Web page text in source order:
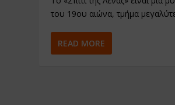
του 19ου αιώνα, τμήμα
READ MORE